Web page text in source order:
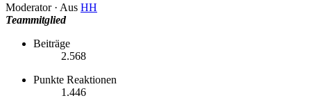
Moderator · Aus HH
Teammitglied
Beiträge
2.568
Punkte Reaktionen
1.446